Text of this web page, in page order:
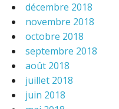
décembre 2018
novembre 2018
octobre 2018
septembre 2018
août 2018
juillet 2018
juin 2018